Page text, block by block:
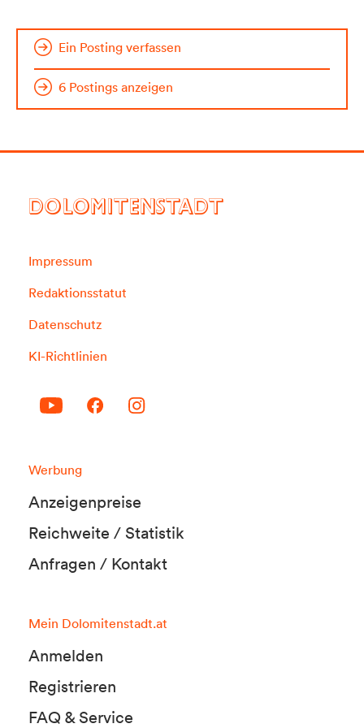
Ein Posting verfassen
6 Postings anzeigen
DOLOMITENSTADT
Impressum
Redaktionsstatut
Datenschutz
KI-Richtlinien
Werbung
Anzeigenpreise
Reichweite / Statistik
Anfragen / Kontakt
Mein Dolomitenstadt.at
Anmelden
Registrieren
FAQ & Service